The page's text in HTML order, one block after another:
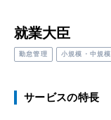
就業大臣
勤怠管理 小規模・中規模
サービスの特長